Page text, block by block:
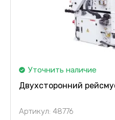
Уточнить наличие
Двухсторонний
Артикул: 48776